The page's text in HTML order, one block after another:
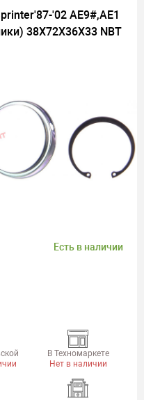
'02 AE9#,AE1
38Х72Х36Х33 NBT
Есть в наличии
В Техномаркете
Нет в наличии